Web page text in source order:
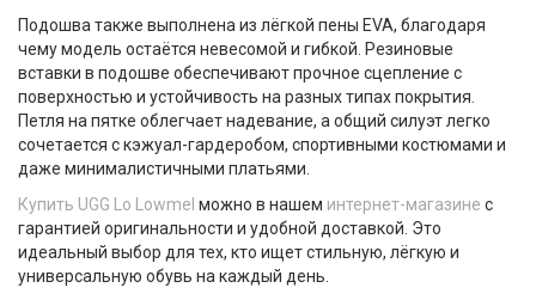
Подошва также выполнена из лёгкой пены EVA, благодаря
чему модель остаётся невесомой и гибкой. Резиновые
вставки в подошве обеспечивают прочное сцепление с
поверхностью и устойчивость на разных типах покрытия.
Петля на пятке облегчает надевание, а общий силуэт легко
сочетается с кэжуал-гардеробом, спортивными костюмами и
даже минималистичными платьями.
Купить UGG Lo Lowmel можно в нашем интернет-магазине с
гарантией оригинальности и удобной доставкой. Это
идеальный выбор для тех, кто ищет стильную, лёгкую и
универсальную обувь на каждый день.